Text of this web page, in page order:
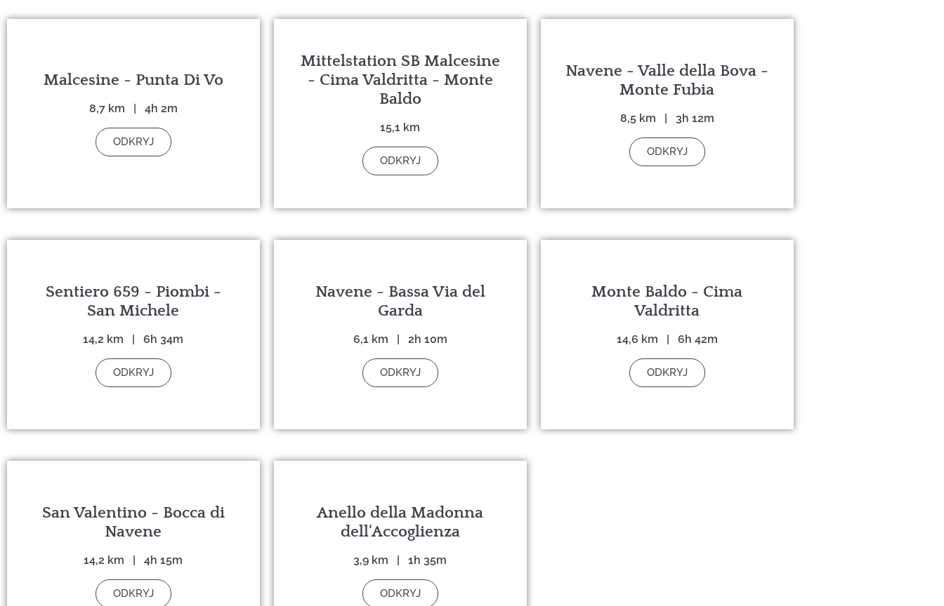
Malcesine - Punta Di Vo
8,7 km | 4h 2m
ODKRYJ
Mittelstation SB Malcesine
- Cima Valdritta - Monte
Baldo
15,1 km
ODKRYJ
Navene - Valle della Bova -
Monte Fubia
8,5 km | 3h 12m
ODKRYJ
Sentiero 659 - Piombi -
San Michele
14,2 km | 6h 34m
ODKRYJ
Navene - Bassa Via del
Garda
6,1 km | 2h 10m
ODKRYJ
Monte Baldo - Cima
Valdritta
14,6 km | 6h 42m
ODKRYJ
San Valentino - Bocca di
Navene
14,2 km | 4h 15m
ODKRYJ
Anello della Madonna
dell'Accoglienza
3,9 km | 1h 35m
ODKRYJ